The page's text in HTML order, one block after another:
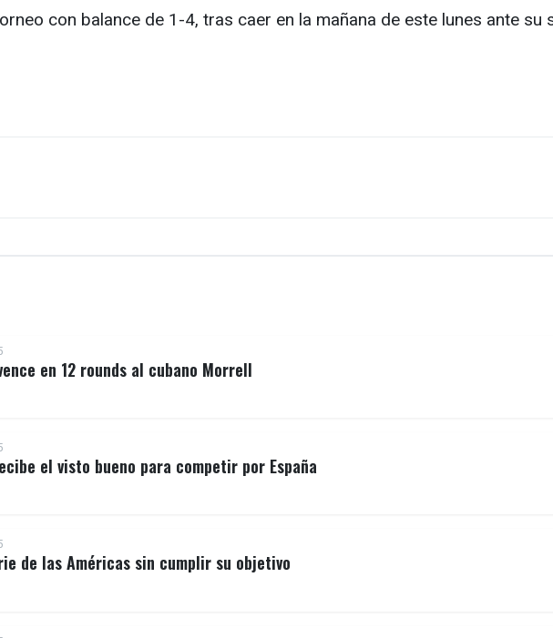
con balance de 1-4, tras caer en la mañana de este lunes ante
en 12 rounds al cubano Morrell
el visto bueno para competir por España
de las Américas sin cumplir su objetivo